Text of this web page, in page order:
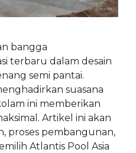
bangga
terbaru dalam desain
semi pantai.
suasana
ini memberikan
Artikel ini akan
proses pembangunan,
Atlantis Pool Asia